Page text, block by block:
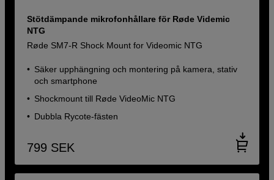
Stötdämpande mikrofonhållare för Røde Videmic
NTG
Røde SM7-R Shock Mount for Videomic NTG
Säker upphängning och montering på kamera, stativ
och smartphone
Shockmount till Røde VideoMic NTG
Dubbla Rycote-fästen
799 SEK